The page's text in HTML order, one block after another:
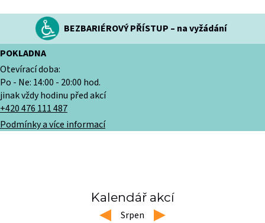
BEZBARIÉROVÝ PŘÍSTUP – na vyžádání
POKLADNA
Otevírací doba:
Po - Ne: 14:00 - 20:00 hod.
jinak vždy hodinu před akcí
+420 476 111 487
Podmínky a více informací
Kalendář akcí
left Srpen right